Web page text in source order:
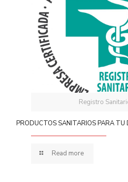
Registro
PRODUCTOS SANITARIOS PARA TU
Read more